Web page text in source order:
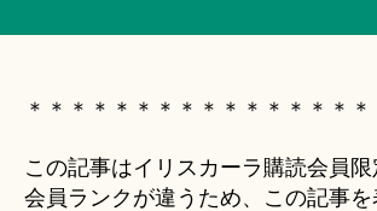
a
ki
＊
＊＊＊＊＊＊＊＊＊＊＊＊＊＊＊＊
この記事はイリスカーラ購読会員限
会員ランクが違うため、この記事